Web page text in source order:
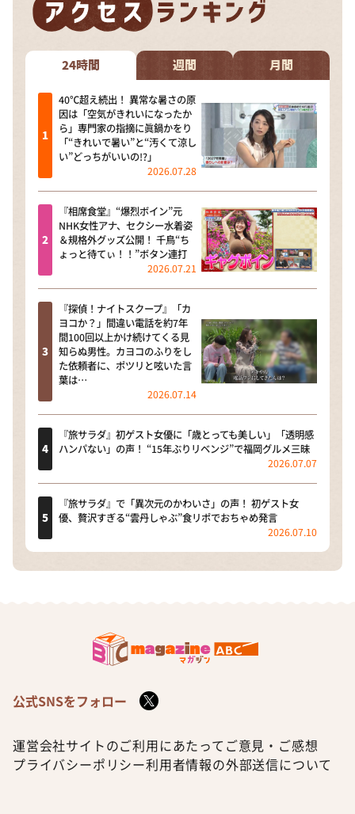
24時間 週間 月間
40℃超え続出！ 異常な暑さの原
因は「空気がきれいになったか
ら」専門家の指摘に眞鍋かをり
「“きれいで暑い”と“汚くて涼し
い”どっちがいいの!?」
2026.07.28
『相席食堂』“爆烈ボイン”元
NHK女性アナ、セクシー水着姿
＆規格外グッズ公開！ 千鳥“ち
ょっと待てぃ！！”ボタン連打
2026.07.21
『探偵！ナイトスクープ』「カ
ヨコか？」間違い電話を約7年
間100回以上かけ続けてくる見
知らぬ男性。カヨコのふりをし
た依頼者に、ポツリと呟いた言
葉は…
2026.07.14
『旅サラダ』初ゲスト女優に「歳とっても美しい」「透明感
ハンパない」の声！ “15年ぶりリベンジ”で福岡グルメ三昧
2026.07.07
『旅サラダ』で「異次元のかわいさ」の声！ 初ゲスト女
優、贅沢すぎる“雲丹しゃぶ”食リポでおちゃめ発言
2026.07.10
公式SNSをフォロー
運営会社サイトのご利用にあたって ご意見・ご感想
プライバシーポリシー利用者情報の外部送信について